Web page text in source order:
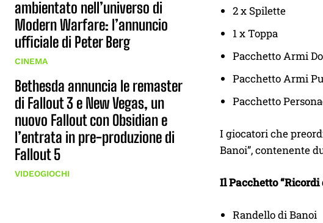
ambientato nell’universo di
Modern Warfare: l’annuncio
ufficiale di Peter Berg
CINEMA
Bethesda annuncia le remaster
di Fallout 3 e New Vegas, un
nuovo Fallout con Obsidian e
l’entrata in pre-produzione di
Fallout 5
VIDEOGIOCHI
2 x Spilette
1 x Toppa
Pacchetto Armi
Pacchetto Armi
Pacchetto
I giocatori che
Banoi”, contenente
Il Pacchetto
Randello di Banoi